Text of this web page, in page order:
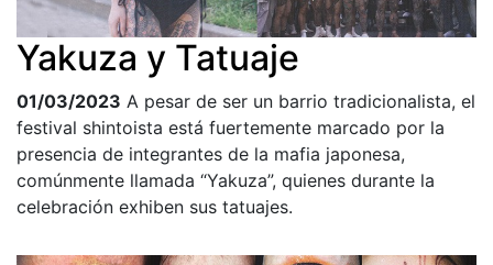
Yakuza y Tatuaje
01/03/2023 A pesar de ser un barrio tradicionalista, el
festival shintoista está fuertemente marcado por la
presencia de integrantes de la mafia japonesa,
comúnmente llamada “Yakuza”, quienes durante la
celebración exhiben sus tatuajes.